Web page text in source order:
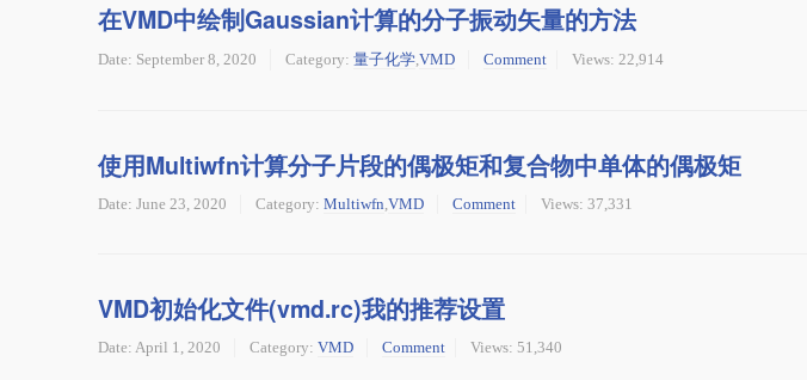
在VMD中绘制Gaussian计算的分子振动矢量的方法
Date: September 8, 2020 Category: 量子化学 VMD Comment Views: 22,914
使用Multiwfn计算分子片段的偶极矩和复合物中单体的偶极矩
Date: June 23, 2020 Category: Multiwfn VMD Comment Views: 37,331
VMD初始化文件(vmd.rc)我的推荐设置
Date: April 1, 2020 Category: VMD Comment Views: 51,340